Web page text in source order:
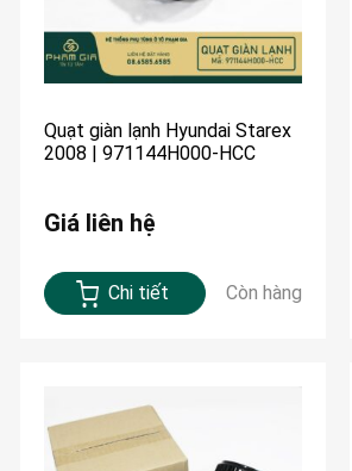
Quạt giàn lạnh Hyundai Starex
2008 | 971144H000-HCC
Giá liên hệ
Chi tiết Còn hàng